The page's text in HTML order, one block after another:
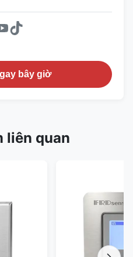
bây giờ
liên quan